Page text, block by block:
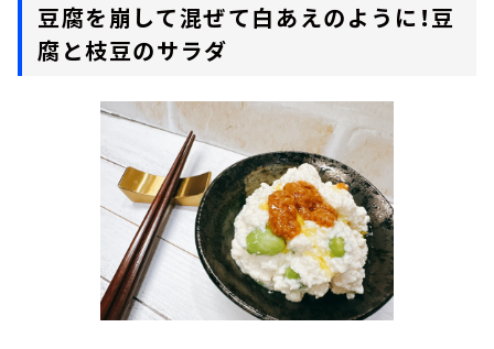
豆腐を崩して混ぜて白あえのように！豆
腐と枝豆のサラダ